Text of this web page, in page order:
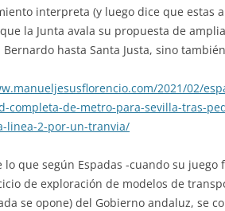
interpreta (y luego dice que estas
la Junta avala su propuesta de
Bernardo hasta Santa Justa, sino
2021/02/
completa-de-metro-para-sevilla-tras-
linea-2-por-un-tranvia/
lo que según Espadas -cuando su
de exploración de modelos de
se opone) del Gobierno andaluz, se